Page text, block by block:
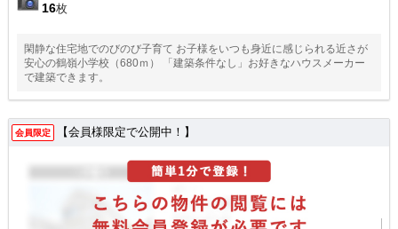
16枚
閑静な住宅地でのびのび子育て お子様をいつも身近に感じられる近さが
安心の鶴嶺小学校（680ｍ） 「建築条件なし」お好きなハウスメーカー
で建築できます。
会員限定 【会員様限定で公開中！】